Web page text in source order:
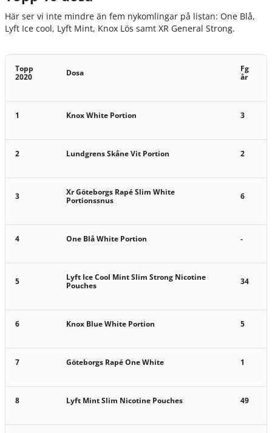
Här ser vi inte mindre än fem nykomlingar på listan: One Blå,
Lyft Ice cool, Lyft Mint, Knox Lös samt XR General Strong.
Topp
2020
Dosa
Fg
år
1 Knox White Portion 3
2 Lundgrens Skåne Vit Portion 2
3
Xr Göteborgs Rapé Slim White
Portionssnus
6
4 One Blå White Portion -
5
Lyft Ice Cool Mint Slim Strong Nicotine
Pouches
34
6 Knox Blue White Portion 5
7 Göteborgs Rapé One White 1
8 Lyft Mint Slim Nicotine Pouches 49